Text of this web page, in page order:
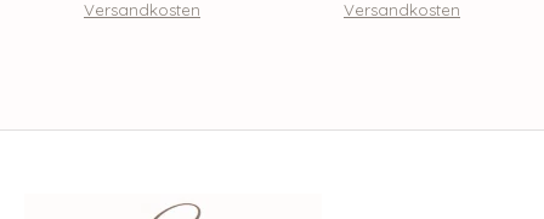
Versandkosten
Versandkosten